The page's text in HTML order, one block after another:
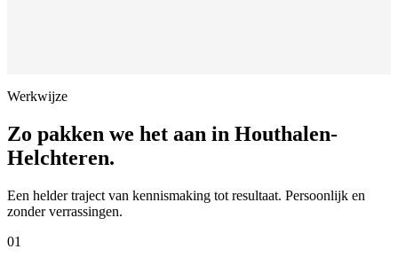
Werkwijze
Zo pakken we het aan in Houthalen-
Helchteren.
Een helder traject van kennismaking tot resultaat. Persoonlijk en
zonder verrassingen.
01